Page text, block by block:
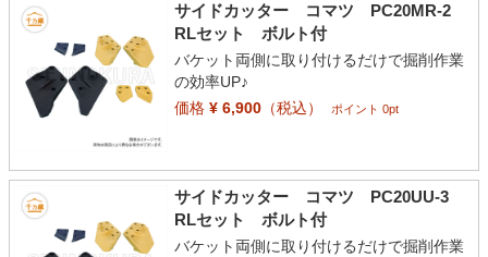
サイドカッター コマツ PC20MR-2
RLセット ボルト付
バケット両側に取り付けるだけで掘削作業
の効率UP♪
価格¥ 6,900（税込） ポイント 0pt
サイドカッター コマツ PC20UU-3
RLセット ボルト付
バケット両側に取り付けるだけで掘削作業